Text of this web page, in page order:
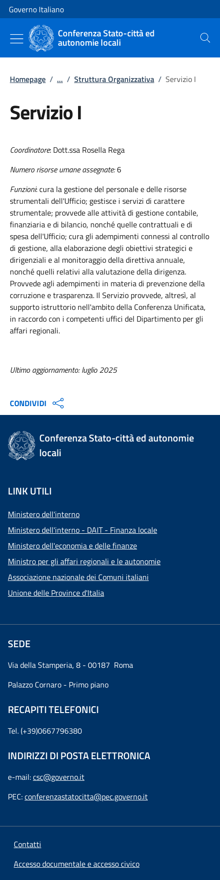
Vai al contenuto
Vai alla navigazione del sito
Governo Italiano
Conferenza Stato-città ed
autonomie locali Cerca
Homepage / ... / Struttura Organizzativa / Servizio I
Servizio I
Coordinatore: Dott.ssa Rosella Rega
Numero risorse umane assegnate:6
Funzioni: cura la gestione del personale e delle risorse
strumentali dell'Ufficio; gestisce i servizi di carattere
strumentale; provvede alle attività di gestione contabile,
finanziaria e di bilancio, nonché quelle contrattuali e di
spesa dell'Ufficio; cura gli adempimenti connessi al controllo
di gestione, alla elaborazione degli obiettivi strategici e
dirigenziali e al monitoraggio della direttiva annuale,
nonché quelli relativi alla valutazione della dirigenza.
Provvede agli adempimenti in materia di prevenzione della
corruzione e trasparenza. Il Servizio provvede, altresì, al
supporto istruttorio nell'ambito della Conferenza Unificata,
in raccordo con i competenti uffici del Dipartimento per gli
affari regionali.
Ultimo aggiornamento: luglio 2025
CONDIVIDI
Conferenza Stato-città ed autonomie
locali
LINK UTILI
Ministero dell'interno
Ministero dell'interno - DAIT - Finanza locale
Ministero dell'economia e delle finanze
Ministro per gli affari regionali e le autonomie
Associazione nazionale dei Comuni italiani
Unione delle Province d'Italia
SEDE
Via della Stamperia, 8 - 00187 Roma
Palazzo Cornaro - Primo piano
RECAPITI TELEFONICI
Tel. (+39)0667796380
INDIRIZZI DI POSTA ELETTRONICA
e-mail:csc@governo.it
PEC:conferenzastatocitta@pec.governo.it
Contatti
Accesso documentale e accesso civico